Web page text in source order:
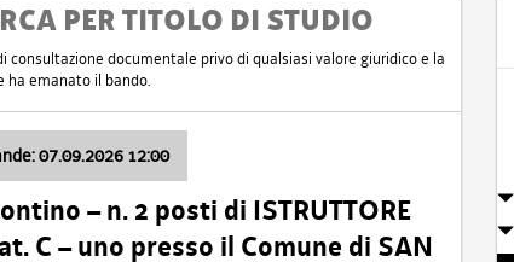
PER TITOLO DI STUDIO
documentale privo di qualsiasi valore giuridico e la
ha emanato il bando.
07.09.2026 12:00
– n. 2 posti di ISTRUTTORE
C – uno presso il Comune di SAN